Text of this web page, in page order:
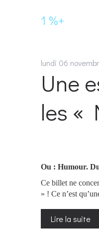
1 %+
lundi 06
Une
les «
Ou : Humour.
Ce billet ne
» ! Ce n’est
Lire la suite